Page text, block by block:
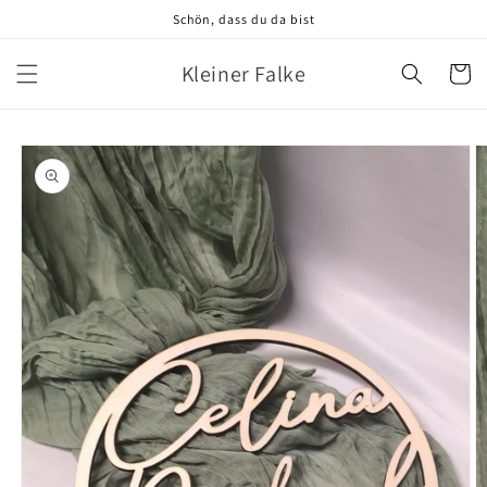
Schön, dass du da bist
Kleiner Falke